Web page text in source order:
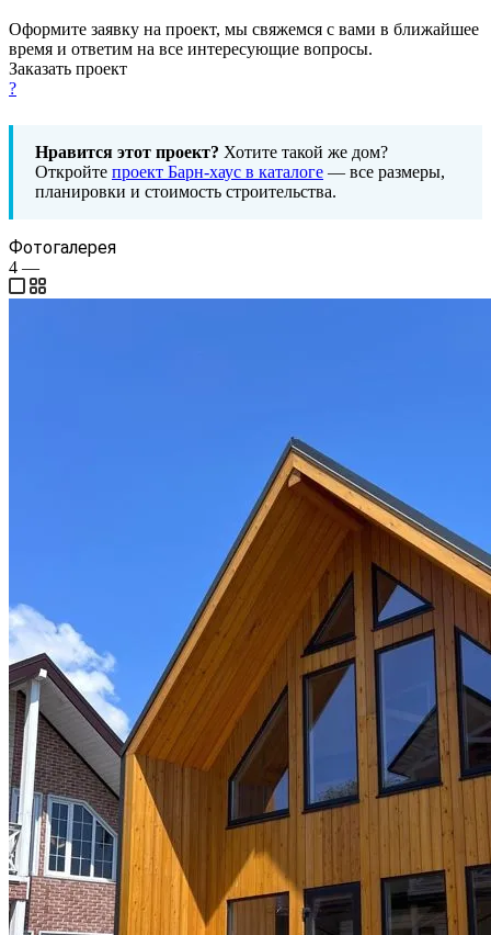
Оформите заявку на проект, мы свяжемся с вами в ближайшее
время и ответим на все интересующие вопросы.
Заказать проект
?
Нравится этот проект? Хотите такой же дом?
Откройте проект Барн-хаус в каталоге — все размеры,
планировки и стоимость строительства.
Фотогалерея
4 —